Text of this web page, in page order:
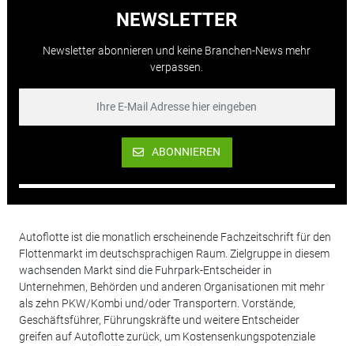
NEWSLETTER
Newsletter abonnieren und keine Branchen-News mehr
verpassen.
ABONNIEREN
Autoflotte ist die monatlich erscheinende Fachzeitschrift für den
Flottenmarkt im deutschsprachigen Raum. Zielgruppe in diesem
wachsenden Markt sind die Fuhrpark-Entscheider in
Unternehmen, Behörden und anderen Organisationen mit mehr
als zehn PKW/Kombi und/oder Transportern. Vorstände,
Geschäftsführer, Führungskräfte und weitere Entscheider
greifen auf Autoflotte zurück, um Kostensenkungspotenziale